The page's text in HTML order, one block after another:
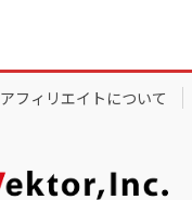
アフィリエイトについて